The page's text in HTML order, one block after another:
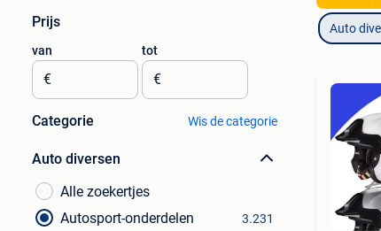
Prijs
van
€
tot
€
Categorie Wis de categorie
Auto diversen
Alle zoekertjes
Autosport-onderdelen
3.231
Auto